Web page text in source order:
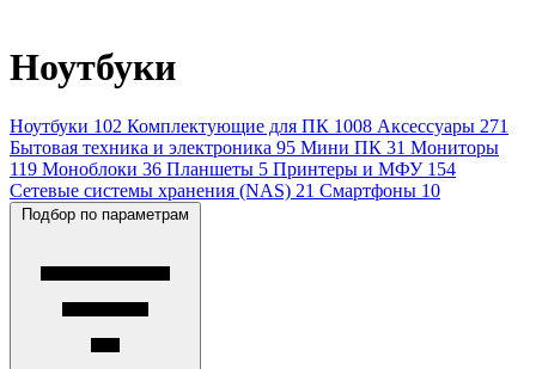
Ноутбуки
Ноутбуки 102 Комплектующие для ПК 1008 Аксессуары 271
Бытовая техника и электроника 95 Мини ПК 31 Мониторы
119 Моноблоки 36 Планшеты 5 Принтеры и МФУ 154
Сетевые системы хранения (NAS) 21 Смартфоны 10
Подбор по параметрам